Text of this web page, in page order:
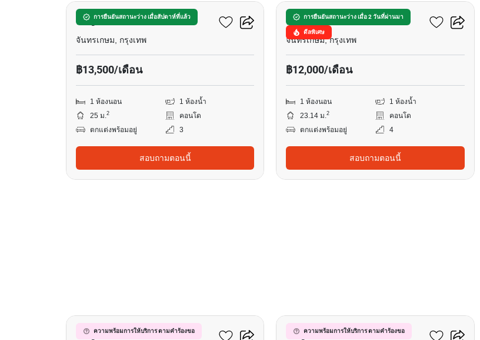
การยืนยันสถานะว่าง เมื่อสัปดาห์ที่แล้ว
มารูน รัชดา 32
จันทรเกษม, กรุงเทพ
฿13,500/เดือน
1 ห้องนอน
1 ห้องน้ำ
25 ม.2
คอนโด
ตกแต่งพร้อมอยู่
3
สอบถามตอนนี้
การยืนยันสถานะว่าง เมื่อ 2 วันที่ผ่านมา
ดีลพิเศษ
มารูน รัชดา 32
จันทรเกษม, กรุงเทพ
฿12,000/เดือน
1 ห้องนอน
1 ห้องน้ำ
23.14 ม.2
คอนโด
ตกแต่งพร้อมอยู่
4
สอบถามตอนนี้
ความพร้อมการให้บริการ ตามคำร้องขอ
มารูน รัชดา 32 ความพร้อมการให้บริการ ตามคำร้องขอ
มารูน รัชดา 32